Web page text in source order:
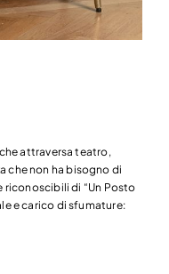
che attraversa teatro,
che non ha bisogno di
riconoscibili di “Un Posto
e carico di sfumature: